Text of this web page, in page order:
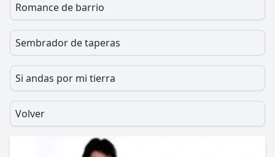
Romance de barrio
Sembrador de taperas
Si andas por mi tierra
Volver